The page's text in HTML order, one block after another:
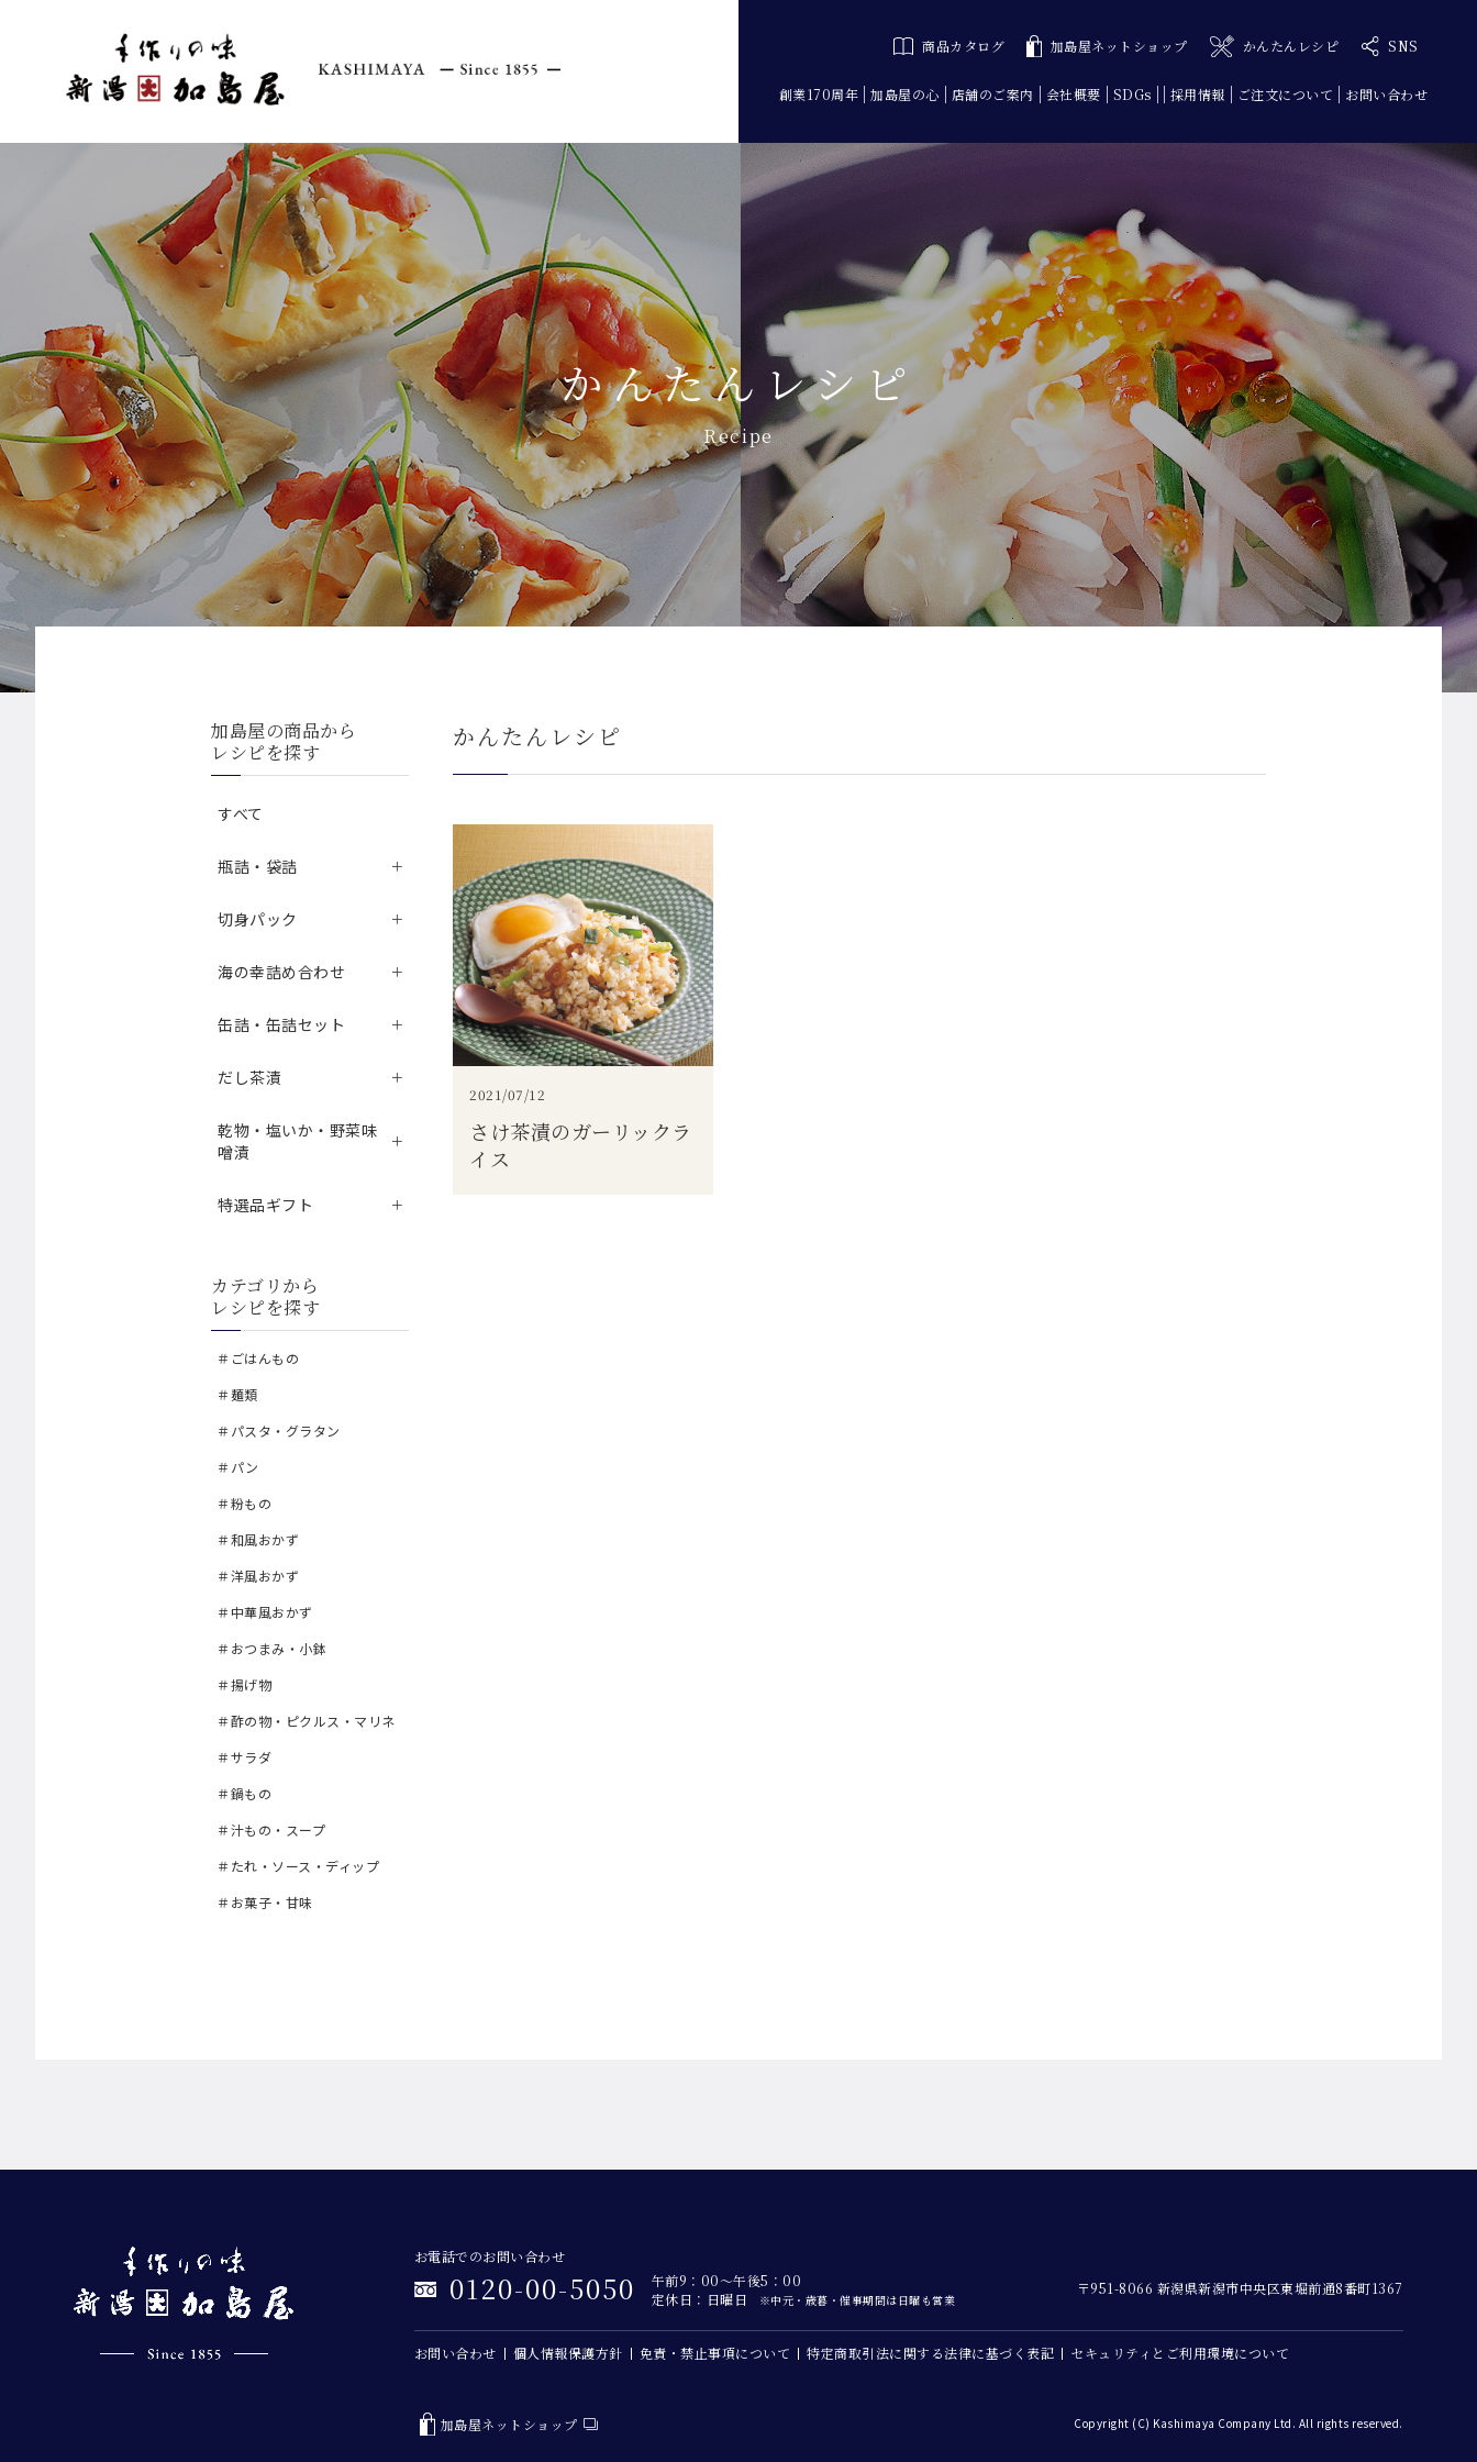
商品カタログ 加島屋ネットショップ かんたんレシピ SNS
創業170周年 加島屋の心 店舗のご案内 会社概要 SDGs 採用情報 ご注文について お問い合わせ
かんたんレシピ
Recipe
加島屋の商品から
レシピを探す
すべて
瓶詰・袋詰
切身パック
海の幸詰め合わせ
缶詰・缶詰セット
だし茶漬
乾物・塩いか・野菜味
噌漬
特選品ギフト
カテゴリから
レシピを探す
＃ごはんもの
＃麺類
＃パスタ・グラタン
＃パン
＃粉もの
＃和風おかず
＃洋風おかず
＃中華風おかず
＃おつまみ・小鉢
＃揚げ物
＃酢の物・ピクルス・マリネ
＃サラダ
＃鍋もの
＃汁もの・スープ
＃たれ・ソース・ディップ
＃お菓子・甘味
かんたんレシピ
2021/07/12
さけ茶漬のガーリックラ
イス
お電話でのお問い合わせ
0120-00-5050
午前9：00～午後5：00
定休日：日曜日
※中元・歳暮・催事期間は日曜も営業
〒951-8066 新潟県新潟市中央区東堀前通8番町1367
お問い合わせ 個人情報保護方針 免責・禁止事項について 特定商取引法に関する法律に基づく表記 セキュリティとご利用環境について
加島屋ネットショップ Copyright (C) Kashimaya Company Ltd. All rights reserved.